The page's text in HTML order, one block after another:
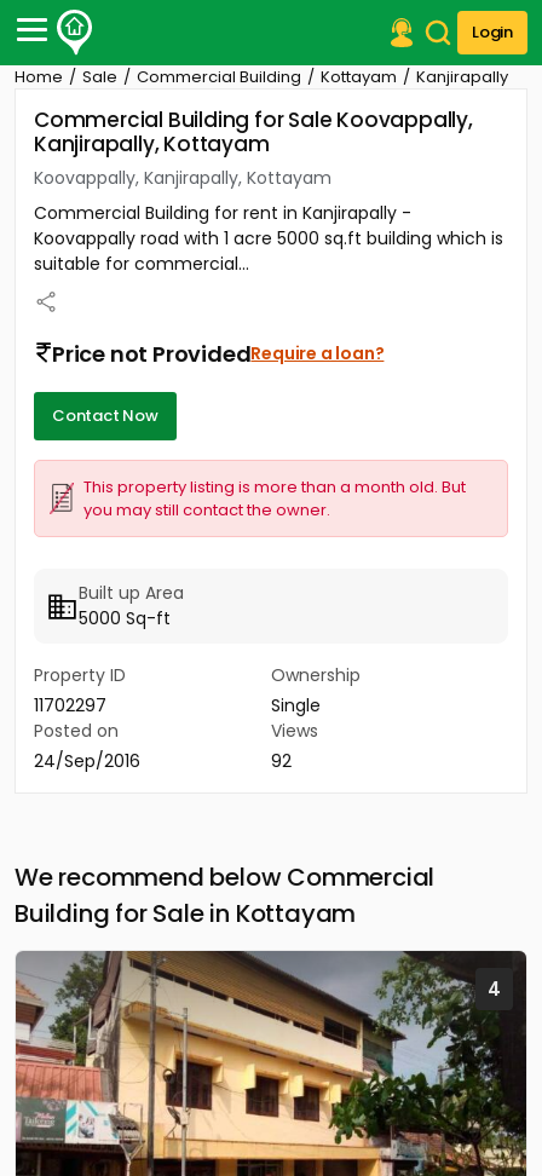
Login
Post Your Property
Post Your Requirement
Properties for Sale
Properties for Rent
Premium Projects
Finance Center
Our Services
Home Sale Commercial Building Kottayam Kanjirapally
Commercial Building for Sale Koovappally,
Kanjirapally, Kottayam
Koovappally, Kanjirapally, Kottayam
Commercial Building for rent in Kanjirapally -
Koovappally road with 1 acre 5000 sq.ft building which is
suitable for commercial...
Price not ProvidedRequire a loan?
Contact Now
This property listing is more than a month old. But
you may still contact the owner.
Built up Area
5000 Sq-ft
Property ID
11702297
Ownership
Single
Posted on
24/Sep/2016
Views
92
We recommend below Commercial
Building for Sale in Kottayam
4